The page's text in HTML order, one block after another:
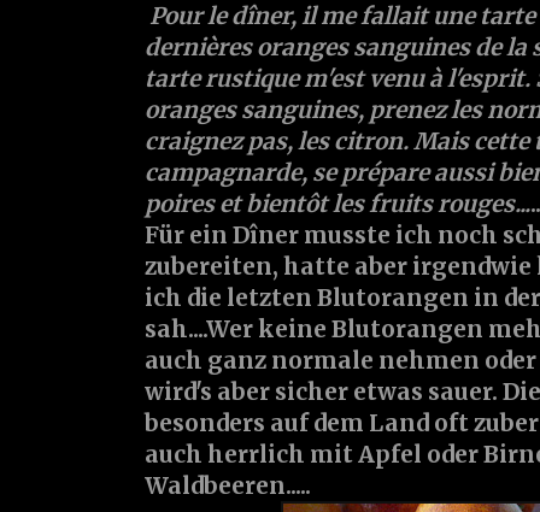
Pour le dîner, il me fallait une
dernières oranges sanguines de la
tarte rustique m'est venu à l'esprit.
oranges sanguines, prenez les
craignez pas, les citron. Mais
campagnarde, se prépare aussi
poires et bientôt les fruits rouges.....
Für ein Dîner musste ich noch
zubereiten, hatte aber
ich die letzten Blutorangen in
sah....Wer keine Blutorangen
auch ganz normale nehmen
wird's aber sicher etwas sauer.
besonders auf dem Land oft
auch herrlich mit Apfel oder
Waldbeeren.....